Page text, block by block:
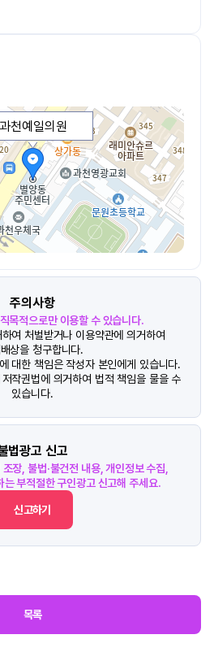
과천예일의원
주의사항
목적으로만 이용할 수 있습니다.
여 처벌받거나 이용약관에 의거하여
상을 청구합니다.
대한 책임은 작성자 본인에게 있습니다.
작권법에 의거하여 법적 책임을 물을 수
있습니다.
법광고 신고
장, 불법·불건전 내용, 개인정보 수집,
는 부적절한 구인광고 신고해 주세요.
신고하기
목록